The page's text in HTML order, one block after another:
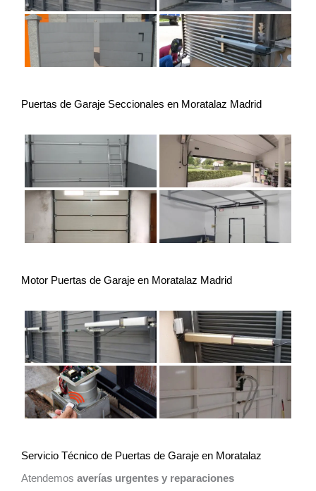
Puertas de Garaje Seccionales en Moratalaz Madrid
Motor Puertas de Garaje en Moratalaz Madrid
Servicio Técnico de Puertas de Garaje en Moratalaz
Atendemos averías urgentes y reparaciones